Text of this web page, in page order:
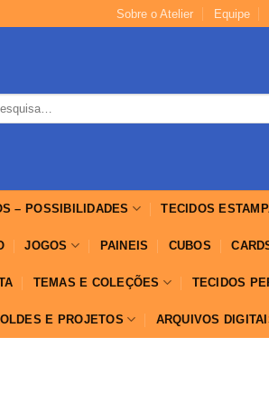
Sobre o Atelier Equipe
– POSSIBILIDADES TECIDOS
JOGOS PAINEIS CUBOS
TEMAS E COLEÇÕES TECIDOS
E PROJETOS ARQUIVOS